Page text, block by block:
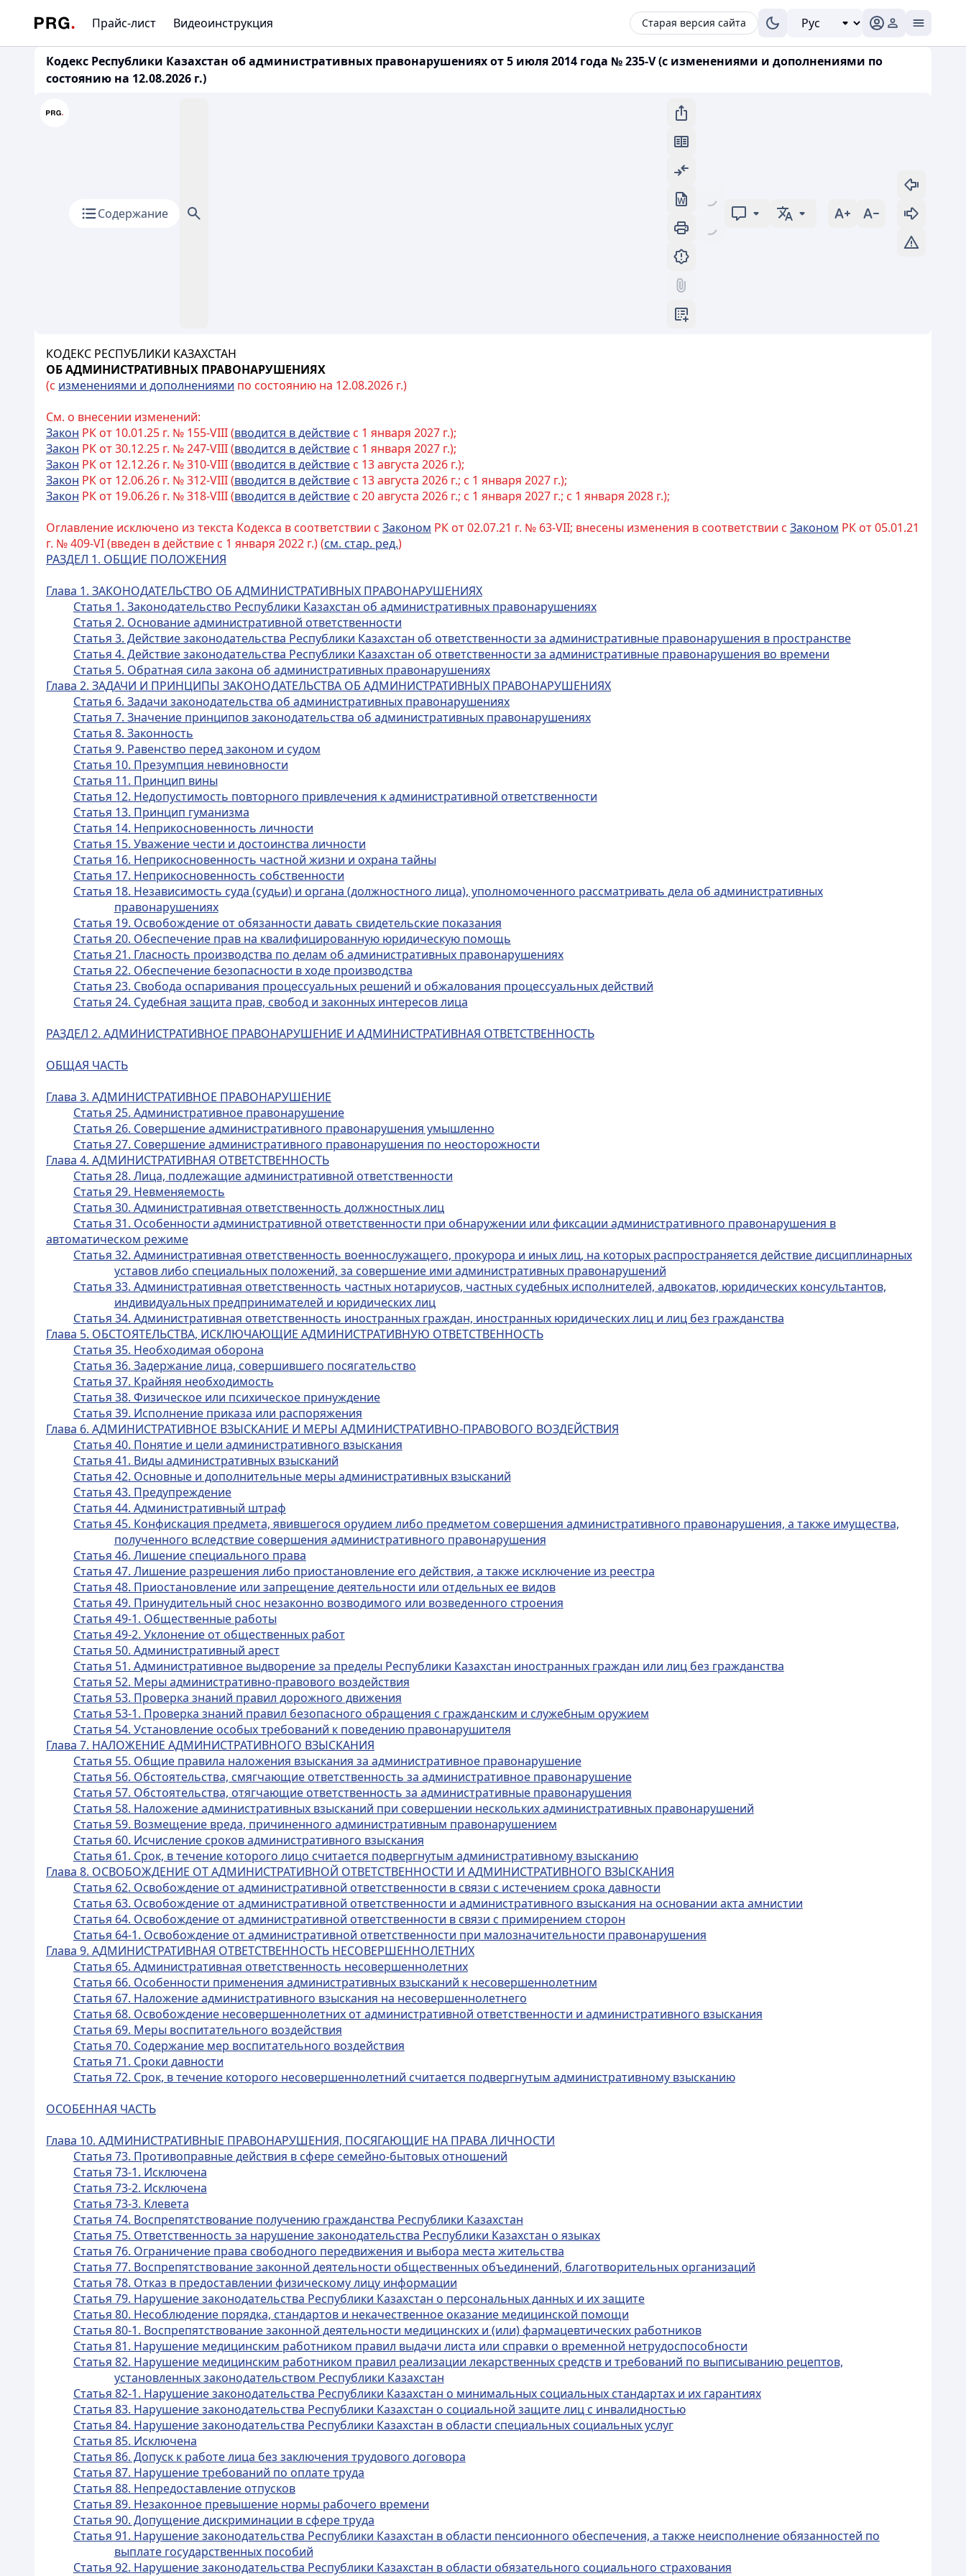
Прайс-лист Видеоинструкция Старая версия сайта
Кодекс Республики Казахстан об административных правонарушениях от 5 июля 2014 года № 235-V (с изменениями и дополнениями по
состоянию на 12.08.2026 г.)
Содержание
КОДЕКС РЕСПУБЛИКИ КАЗАХСТАН
ОБ АДМИНИСТРАТИВНЫХ ПРАВОНАРУШЕНИЯХ
(с изменениями и дополнениями по состоянию на 12.08.2026 г.)
См. о внесении изменений:
Закон РК от 10.01.25 г. № 155-VIII (вводится в действие с 1 января 2027 г.);
Закон РК от 30.12.25 г. № 247-VIII (вводится в действие с 1 января 2027 г.);
Закон РК от 12.12.26 г. № 310-VIII (вводится в действие с 13 августа 2026 г.);
Закон РК от 12.06.26 г. № 312-VIII (вводится в действие с 13 августа 2026 г.; с 1 января 2027 г.);
Закон РК от 19.06.26 г. № 318-VIII (вводится в действие с 20 августа 2026 г.; с 1 января 2027 г.; с 1 января 2028 г.);
Оглавление исключено из текста Кодекса в соответствии с Законом РК от 02.07.21 г. № 63-VII; внесены изменения в соответствии с Законом РК от 05.01.21
г. № 409-VI (введен в действие с 1 января 2022 г.) (см. стар. ред.)
РАЗДЕЛ 1. ОБЩИЕ ПОЛОЖЕНИЯ
Глава 1. ЗАКОНОДАТЕЛЬСТВО ОБ АДМИНИСТРАТИВНЫХ ПРАВОНАРУШЕНИЯХ
Статья 1. Законодательство Республики Казахстан об административных правонарушениях
Статья 2. Основание административной ответственности
Статья 3. Действие законодательства Республики Казахстан об ответственности за административные правонарушения в пространстве
Статья 4. Действие законодательства Республики Казахстан об ответственности за административные правонарушения во времени
Статья 5. Обратная сила закона об административных правонарушениях
Глава 2. ЗАДАЧИ И ПРИНЦИПЫ ЗАКОНОДАТЕЛЬСТВА ОБ АДМИНИСТРАТИВНЫХ ПРАВОНАРУШЕНИЯХ
Статья 6. Задачи законодательства об административных правонарушениях
Статья 7. Значение принципов законодательства об административных правонарушениях
Статья 8. Законность
Статья 9. Равенство перед законом и судом
Статья 10. Презумпция невиновности
Статья 11. Принцип вины
Статья 12. Недопустимость повторного привлечения к административной ответственности
Статья 13. Принцип гуманизма
Статья 14. Неприкосновенность личности
Статья 15. Уважение чести и достоинства личности
Статья 16. Неприкосновенность частной жизни и охрана тайны
Статья 17. Неприкосновенность собственности
Статья 18. Независимость суда (судьи) и органа (должностного лица), уполномоченного рассматривать дела об административных
правонарушениях
Статья 19. Освобождение от обязанности давать свидетельские показания
Статья 20. Обеспечение прав на квалифицированную юридическую помощь
Статья 21. Гласность производства по делам об административных правонарушениях
Статья 22. Обеспечение безопасности в ходе производства
Статья 23. Свобода оспаривания процессуальных решений и обжалования процессуальных действий
Статья 24. Судебная защита прав, свобод и законных интересов лица
РАЗДЕЛ 2. АДМИНИСТРАТИВНОЕ ПРАВОНАРУШЕНИЕ И АДМИНИСТРАТИВНАЯ ОТВЕТСТВЕННОСТЬ
ОБЩАЯ ЧАСТЬ
Глава 3. АДМИНИСТРАТИВНОЕ ПРАВОНАРУШЕНИЕ
Статья 25. Административное правонарушение
Статья 26. Совершение административного правонарушения умышленно
Статья 27. Совершение административного правонарушения по неосторожности
Глава 4. АДМИНИСТРАТИВНАЯ ОТВЕТСТВЕННОСТЬ
Статья 28. Лица, подлежащие административной ответственности
Статья 29. Невменяемость
Статья 30. Административная ответственность должностных лиц
Статья 31. Особенности административной ответственности при обнаружении или фиксации административного правонарушения в
автоматическом режиме
Статья 32. Административная ответственность военнослужащего, прокурора и иных лиц, на которых распространяется действие дисциплинарных
уставов либо специальных положений, за совершение ими административных правонарушений
Статья 33. Административная ответственность частных нотариусов, частных судебных исполнителей, адвокатов, юридических консультантов,
индивидуальных предпринимателей и юридических лиц
Статья 34. Административная ответственность иностранных граждан, иностранных юридических лиц и лиц без гражданства
Глава 5. ОБСТОЯТЕЛЬСТВА, ИСКЛЮЧАЮЩИЕ АДМИНИСТРАТИВНУЮ ОТВЕТСТВЕННОСТЬ
Статья 35. Необходимая оборона
Статья 36. Задержание лица, совершившего посягательство
Статья 37. Крайняя необходимость
Статья 38. Физическое или психическое принуждение
Статья 39. Исполнение приказа или распоряжения
Глава 6. АДМИНИСТРАТИВНОЕ ВЗЫСКАНИЕ И МЕРЫ АДМИНИСТРАТИВНО-ПРАВОВОГО ВОЗДЕЙСТВИЯ
Статья 40. Понятие и цели административного взыскания
Статья 41. Виды административных взысканий
Статья 42. Основные и дополнительные меры административных взысканий
Статья 43. Предупреждение
Статья 44. Административный штраф
Статья 45. Конфискация предмета, явившегося орудием либо предметом совершения административного правонарушения, а также имущества,
полученного вследствие совершения административного правонарушения
Статья 46. Лишение специального права
Статья 47. Лишение разрешения либо приостановление его действия, а также исключение из реестра
Статья 48. Приостановление или запрещение деятельности или отдельных ее видов
Статья 49. Принудительный снос незаконно возводимого или возведенного строения
Статья 49-1. Общественные работы
Статья 49-2. Уклонение от общественных работ
Статья 50. Административный арест
Статья 51. Административное выдворение за пределы Республики Казахстан иностранных граждан или лиц без гражданства
Статья 52. Меры административно-правового воздействия
Статья 53. Проверка знаний правил дорожного движения
Статья 53-1. Проверка знаний правил безопасного обращения с гражданским и служебным оружием
Статья 54. Установление особых требований к поведению правонарушителя
Глава 7. НАЛОЖЕНИЕ АДМИНИСТРАТИВНОГО ВЗЫСКАНИЯ
Статья 55. Общие правила наложения взыскания за административное правонарушение
Статья 56. Обстоятельства, смягчающие ответственность за административное правонарушение
Статья 57. Обстоятельства, отягчающие ответственность за административные правонарушения
Статья 58. Наложение административных взысканий при совершении нескольких административных правонарушений
Статья 59. Возмещение вреда, причиненного административным правонарушением
Статья 60. Исчисление сроков административного взыскания
Статья 61. Срок, в течение которого лицо считается подвергнутым административному взысканию
Глава 8. ОСВОБОЖДЕНИЕ ОТ АДМИНИСТРАТИВНОЙ ОТВЕТСТВЕННОСТИ И АДМИНИСТРАТИВНОГО ВЗЫСКАНИЯ
Статья 62. Освобождение от административной ответственности в связи с истечением срока давности
Статья 63. Освобождение от административной ответственности и административного взыскания на основании акта амнистии
Статья 64. Освобождение от административной ответственности в связи с примирением сторон
Статья 64-1. Освобождение от административной ответственности при малозначительности правонарушения
Глава 9. АДМИНИСТРАТИВНАЯ ОТВЕТСТВЕННОСТЬ НЕСОВЕРШЕННОЛЕТНИХ
Статья 65. Административная ответственность несовершеннолетних
Статья 66. Особенности применения административных взысканий к несовершеннолетним
Статья 67. Наложение административного взыскания на несовершеннолетнего
Статья 68. Освобождение несовершеннолетних от административной ответственности и административного взыскания
Статья 69. Меры воспитательного воздействия
Статья 70. Содержание мер воспитательного воздействия
Статья 71. Сроки давности
Статья 72. Срок, в течение которого несовершеннолетний считается подвергнутым административному взысканию
ОСОБЕННАЯ ЧАСТЬ
Глава 10. АДМИНИСТРАТИВНЫЕ ПРАВОНАРУШЕНИЯ, ПОСЯГАЮЩИЕ НА ПРАВА ЛИЧНОСТИ
Статья 73. Противоправные действия в сфере семейно-бытовых отношений
Статья 73-1. Исключена
Статья 73-2. Исключена
Статья 73-3. Клевета
Статья 74. Воспрепятствование получению гражданства Республики Казахстан
Статья 75. Ответственность за нарушение законодательства Республики Казахстан о языках
Статья 76. Ограничение права свободного передвижения и выбора места жительства
Статья 77. Воспрепятствование законной деятельности общественных объединений, благотворительных организаций
Статья 78. Отказ в предоставлении физическому лицу информации
Статья 79. Нарушение законодательства Республики Казахстан о персональных данных и их защите
Статья 80. Несоблюдение порядка, стандартов и некачественное оказание медицинской помощи
Статья 80-1. Воспрепятствование законной деятельности медицинских и (или) фармацевтических работников
Статья 81. Нарушение медицинским работником правил выдачи листа или справки о временной нетрудоспособности
Статья 82. Нарушение медицинским работником правил реализации лекарственных средств и требований по выписыванию рецептов,
установленных законодательством Республики Казахстан
Статья 82-1. Нарушение законодательства Республики Казахстан о минимальных социальных стандартах и их гарантиях
Статья 83. Нарушение законодательства Республики Казахстан о социальной защите лиц с инвалидностью
Статья 84. Нарушение законодательства Республики Казахстан в области специальных социальных услуг
Статья 85. Исключена
Статья 86. Допуск к работе лица без заключения трудового договора
Статья 87. Нарушение требований по оплате труда
Статья 88. Непредоставление отпусков
Статья 89. Незаконное превышение нормы рабочего времени
Статья 90. Допущение дискриминации в сфере труда
Статья 91. Нарушение законодательства Республики Казахстан в области пенсионного обеспечения, а также неисполнение обязанностей по
выплате государственных пособий
Статья 92. Нарушение законодательства Республики Казахстан в области обязательного социального страхования